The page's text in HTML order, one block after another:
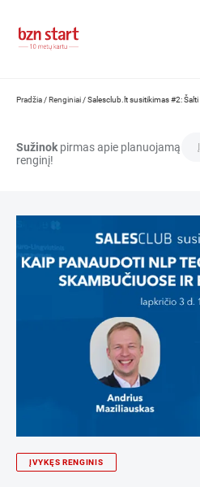
Pradžia /Renginiai /Salesclub.lt susitikimas #2:
Sužinok pirmas apie planuojamą
renginį!
ĮVYKĘS RENGINIS